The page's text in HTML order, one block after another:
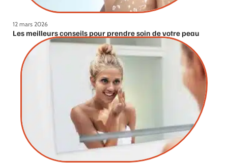
12 mars 2026
Les meilleurs conseils pour prendre soin de votre peau